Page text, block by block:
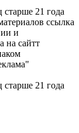
21 года
ссылка
и
на сайтт
21 года